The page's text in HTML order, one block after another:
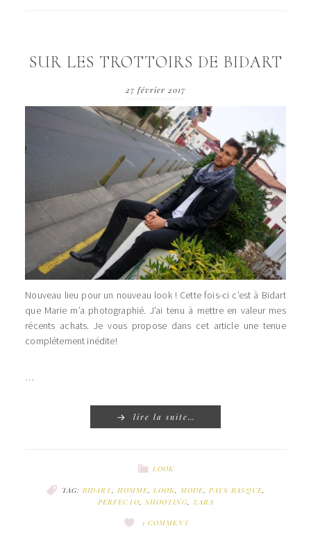
SUR LES TROTTOIRS DE BIDART
27 février 2017
Nouveau lieu pour un nouveau look ! Cette fois-ci c’est à Bidart
que Marie m’a photographié. J’ai tenu à mettre en valeur mes
récents achats. Je vous propose dans cet article une tenue
complétement inédite!
…
lire la suite…
LOOK
TAG: BIDART, HOMME, LOOK, MODE, PAYS BASQUE,
PERFECTO, SHOOTING,ZARA
1 COMMENT